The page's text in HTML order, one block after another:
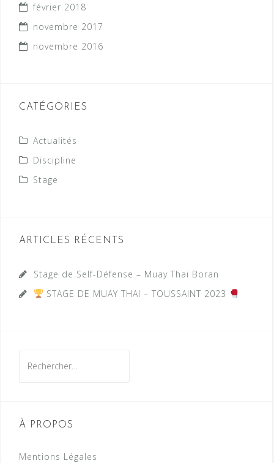
février 2018
novembre 2017
novembre 2016
CATÉGORIES
Actualités
Discipline
Stage
ARTICLES RÉCENTS
Stage de Self-Défense – Muay Thaï Boran
STAGE DE MUAY THAI – TOUSSAINT 2023
À PROPOS
Mentions Légales